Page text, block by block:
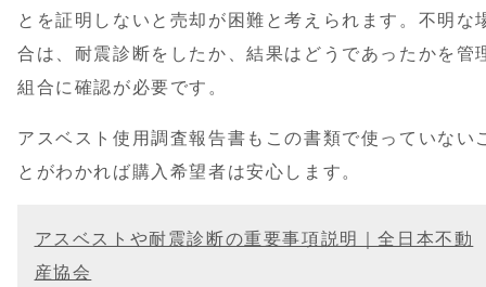
とを証明しないと売却が困難と考えられます。不明な
合は、耐震診断をしたか、結果はどうであったかを管
組合に確認が必要です。
アスベスト使用調査報告書もこの書類で使っていない
とがわかれば購入希望者は安心します。
アスベストや耐震診断の重要事項説明｜全日本不動
産協会